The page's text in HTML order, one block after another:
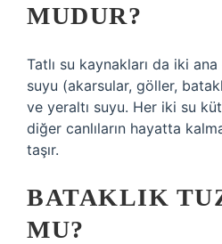
MUDUR?
Tatlı su kaynakları da iki
suyu (akarsular, göller,
ve yeraltı suyu. Her iki su
diğer canlıların hayatta
taşır.
BATAKLIK
MU?